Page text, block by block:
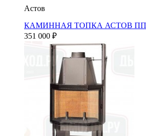
Астов
КАМИННАЯ ТОПКА АСТОВ ПП
351 000 ₽